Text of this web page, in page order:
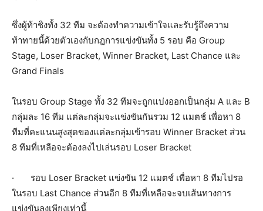
ซึ่งผู้ท้าชิงทั้ง 32 ทีม จะต้องทำความเข้าใจและรับรู้ถึงความ
ท้าทายนี้ด้วยตัวเองกับกฎการแข่งขันทั้ง 5 รอบ คือ Group
Stage, Loser Bracket, Winner Bracket, Last Chance และ
Grand Finals
ในรอบ Group Stage ทั้ง 32 ทีมจะถูกแบ่งออกเป็นกลุ่ม A และ B
กลุ่มละ 16 ทีม แต่ละกลุ่มจะแข่งขันกันรวม 12 แมตช์ เพื่อหา 8
ทีมที่คะแนนสูงสุดของแต่ละกลุ่มเข้ารอบ Winner Bracket ส่วน
8 ทีมที่เหลือจะต้องลงไปเล่นรอบ Loser Bracket
· รอบ Loser Bracket แข่งขัน 12 แมตช์ เพื่อหา 8 ทีมไปรอ
ในรอบ Last Chance ส่วนอีก 8 ทีมที่เหลือจะจบเส้นทางการ
แข่งขันลงเพียงเท่านี้